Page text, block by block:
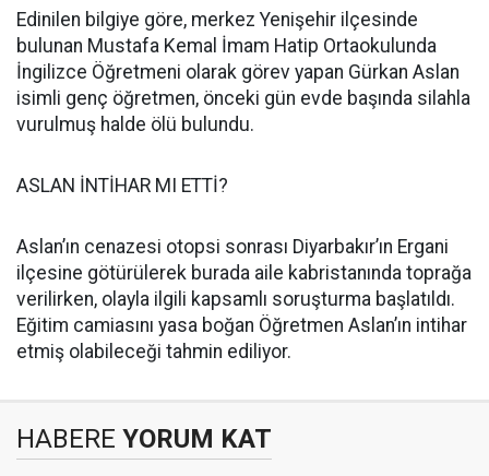
Edinilen bilgiye göre, merkez Yenişehir ilçesinde
bulunan Mustafa Kemal İmam Hatip Ortaokulunda
İngilizce Öğretmeni olarak görev yapan Gürkan Aslan
isimli genç öğretmen, önceki gün evde başında silahla
vurulmuş halde ölü bulundu.
ASLAN İNTİHAR MI ETTİ?
Aslan’ın cenazesi otopsi sonrası Diyarbakır’ın Ergani
ilçesine götürülerek burada aile kabristanında toprağa
verilirken, olayla ilgili kapsamlı soruşturma başlatıldı.
Eğitim camiasını yasa boğan Öğretmen Aslan’ın intihar
etmiş olabileceği tahmin ediliyor.
HABERE YORUM KAT